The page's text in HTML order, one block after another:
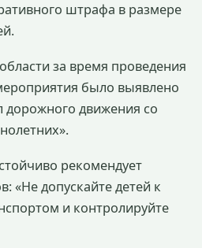
штрафа в размере
за время проведения
было выявлено
движения со
рекомендует
«Не допускайте детей к
и контролируйте